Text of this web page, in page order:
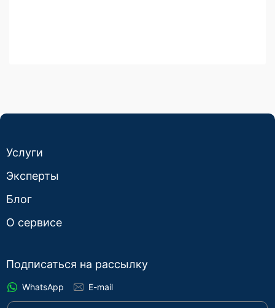
Услуги
Эксперты
Блог
О сервисе
Подписаться на рассылку
WhatsApp E-mail